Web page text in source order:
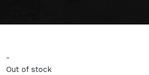
-
Out of stock